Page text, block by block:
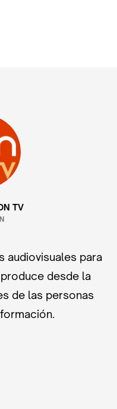
TV
audiovisuales para
desde la
de las personas